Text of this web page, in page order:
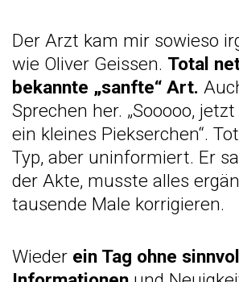
Der Arzt kam mir sowieso
wie Oliver Geissen. Total
bekannte „sanfte“ Art.
Sprechen her. „Sooooo,
ein kleines Piekserchen“.
Typ, aber uninformiert. Er
der Akte, musste alles
tausende Male korrigieren.
Wieder ein Tag ohne